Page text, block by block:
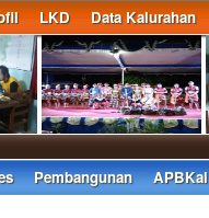
LKD Data Kalurahan
Pembangunan APBKal